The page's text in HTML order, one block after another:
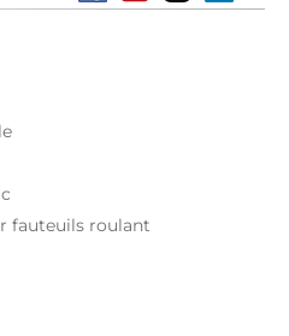
fauteuils roulant